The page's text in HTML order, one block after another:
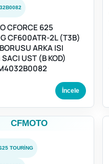
CFORCE 625
CF600ATR-2L (T3B)
ARKA ISI
UST (B KOD)
İncele
CFMOTO
TOURING